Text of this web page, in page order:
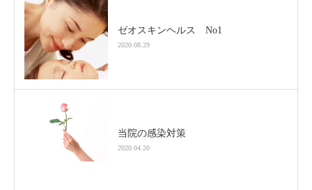
ゼオスキンヘルス No1
2020.08.29
当院の感染対策
2020.04.20